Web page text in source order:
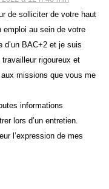
de solliciter de votre haut
emploi au sein de votre
BAC+2 et je suis
rigoureux et
missions que vous me
informations
lors d’un entretien.
l’expression de mes